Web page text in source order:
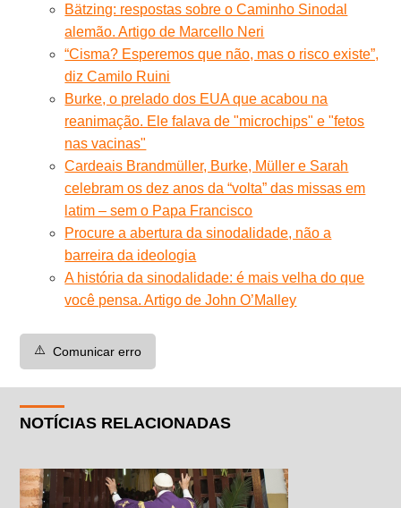
Bätzing: respostas sobre o Caminho Sinodal
alemão. Artigo de Marcello Neri
“Cisma? Esperemos que não, mas o risco existe”,
diz Camilo Ruini
Burke, o prelado dos EUA que acabou na
reanimação. Ele falava de "microchips" e "fetos
nas vacinas"
Cardeais Brandmüller, Burke, Müller e Sarah
celebram os dez anos da “volta” das missas em
latim – sem o Papa Francisco
Procure a abertura da sinodalidade, não a
barreira da ideologia
A história da sinodalidade: é mais velha do que
você pensa. Artigo de John O’Malley
⚠️ Comunicar erro
NOTÍCIAS RELACIONADAS